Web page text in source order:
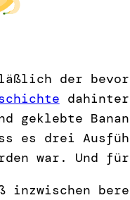
der
geklebte
es drei
war. Und
inzwischen